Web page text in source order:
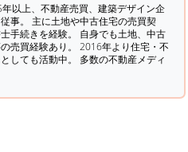
以上、不動産売買、建築デザイン企
事。 主に土地や中古住宅の売買契
手続きを経験。 自身でも土地、中古
売買経験あり。 2016年より住宅・不
しても活動中。 多数の不動産メディ